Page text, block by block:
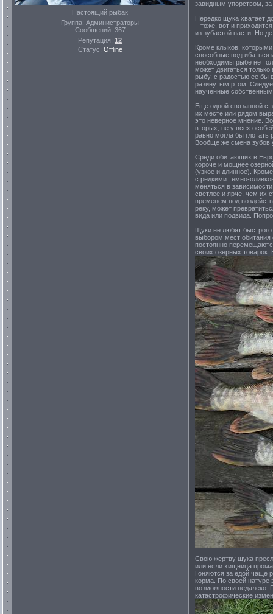
Настоящий рыбак
Группа: Администраторы
Сообщений: 367
Репутация: 12
Статус: Offline
завидным упорством,
Нередко щука хватает
– тоже, вот и
из зубастой пасти. Но
Кроме клыков,
способные подгибаться
необходимы рыбе не
может двигаться
рыбу, с радостью ее бы
разинутым ртом.
наученные
Еще одной связанной с
их месте или рядом
это неверное мнение.
вторых, не у всех
равно могла бы
Вообще же смена зубов
Среди обитающих в
короче и мощнее
(узкое и длинное).
с редкими темно-
меняться в
светлее и ярче, чем их
временем под
реку, может
вида или подвида.
Щуки не любят
выбором мест обитания
постоянно
своих озерных товарок.
Свою жертву щука
или если хищница
Гоняются за едой чаще
корма. По своей натуре
возможности недалеко.
катастрофические